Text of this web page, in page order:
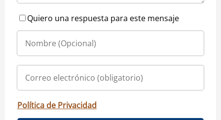
Quiero una respuesta para este mensaje
Política de Privacidad